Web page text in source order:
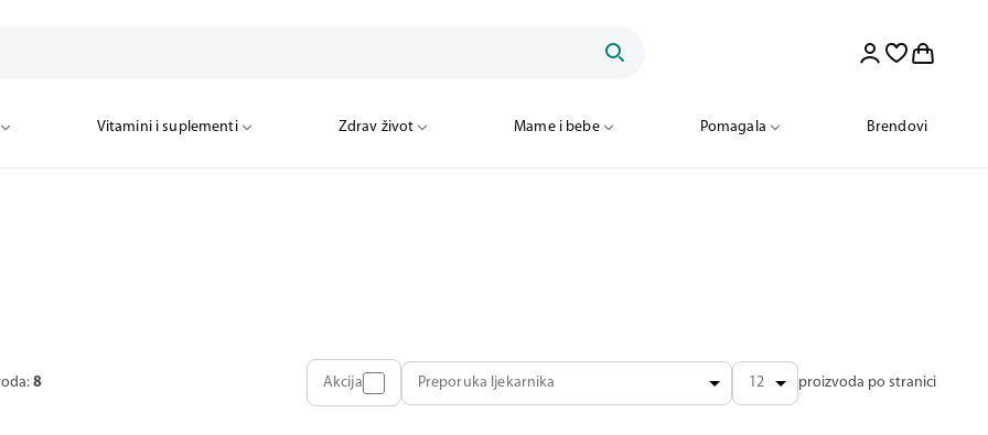
Vitamini i suplementi Zdrav život Mame i bebe Pomagala Brendovi
8 Akcija Preporuka ljekarnika 12 proizvoda po stranici